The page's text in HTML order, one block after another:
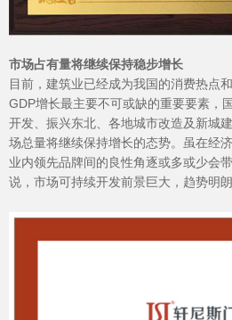
市场占有量将继续保持稳步增长
目前，建筑业已经成为我国的消费热点
GDP增长最主要不可或缺的重要要素，
开发、振兴东北、各地城市改造及新城
场总量将继续保持增长的态势。虽在经
业内领先品牌间的良性角逐或多或少会
说，市场可持续开发前景巨大，趋势明朗